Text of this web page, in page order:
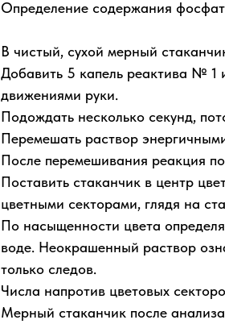
Определение содержания
В чистый, сухой мерный
Добавить 5 капель реактива № 1
движениями руки.
Подождать несколько секунд,
Перемешать раствор
После перемешивания реакция
Поставить стаканчик в центр
цветными секторами, глядя на
По насыщенности цвета
воде. Неокрашенный раствор
только следов.
Числа напротив цветовых
Мерный стаканчик после